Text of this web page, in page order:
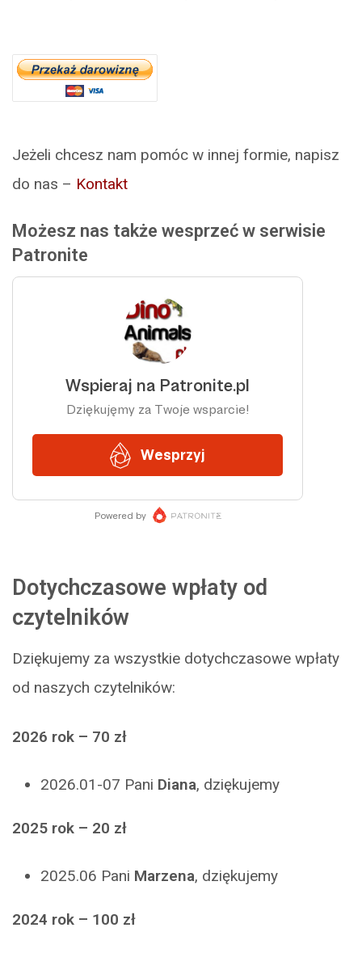
Jeżeli chcesz nam pomóc w innej formie, napisz
do nas – Kontakt
Możesz nas także wesprzeć w serwisie
Patronite
Dotychczasowe wpłaty od
czytelników
Dziękujemy za wszystkie dotychczasowe wpłaty
od naszych czytelników:
2026 rok – 70 zł
2026.01-07 Pani Diana, dziękujemy
2025 rok – 20 zł
2025.06 Pani Marzena, dziękujemy
2024 rok – 100 zł